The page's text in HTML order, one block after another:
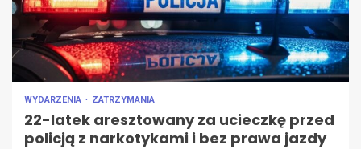
WYDARZENIA ZATRZYMANIA
22-latek aresztowany za ucieczkę przed
policją z narkotykami i bez prawa jazdy